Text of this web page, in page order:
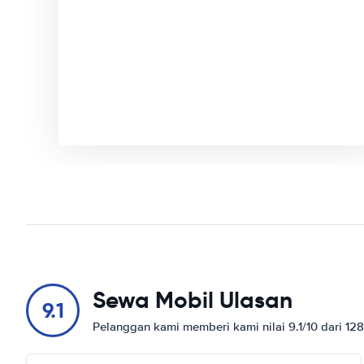
9.1 Sewa Mobil Ulasan
Pelanggan kami memberi kami nilai 9.1/10 dari